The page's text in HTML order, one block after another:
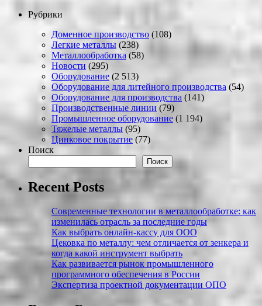
Рубрики
Доменное производство (108)
Легкие металлы (238)
Металлообработка (58)
Новости (295)
Оборудование (2 513)
Оборудование для литейного производства (54)
Оборудование для производства (141)
Производственные линии (79)
Промышленное оборудование (1 194)
Тяжелые металлы (95)
Цинковое покрытие (77)
Поиск
Поиск
Recent Posts
Современные технологии в металлообработке: как
изменилась отрасль за последние годы
Как выбрать онлайн-кассу для ООО
Цековка по металлу: чем отличается от зенкера и
когда какой инструмент выбрать
Как развивается рынок промышленного
программного обеспечения в России
Экспертиза проектной документации ОПО